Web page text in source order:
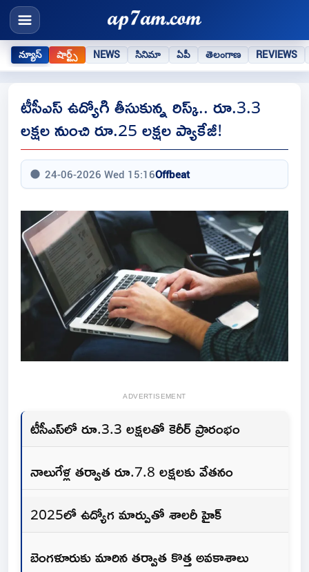
న్యూస్ షార్ట్స్ NEWS సినిమా ఏపీ తెలంగాణ REVIEWS
టీసీఎస్‌ ఉద్యోగి తీసుకున్న రిస్క్‌.. రూ.3.3
లక్షల నుంచి రూ.25 లక్షల ప్యాకేజీ!
24-06-2026 Wed 15:16Offbeat
ADVERTISEMENT
టీసీఎస్‌లో రూ.3.3 లక్షలతో కెరీర్‌ ప్రారంభం
నాలుగేళ్ల తర్వాత రూ.7.8 లక్షలకు వేతనం
2025లో ఉద్యోగ మార్పుతో శాలరీ హైక్‌
బెంగళూరుకు మారిన తర్వాత కొత్త అవకాశాలు